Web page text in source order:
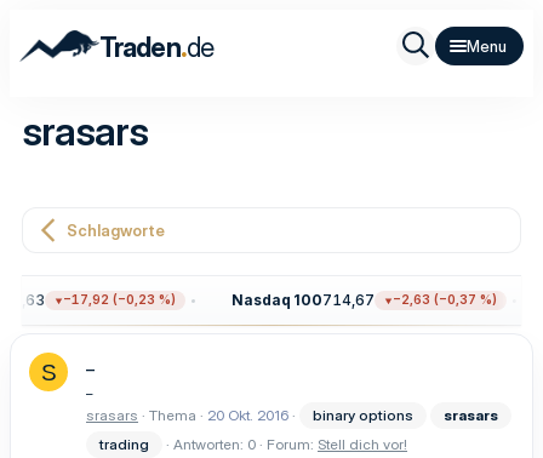
Traden.de
srasars
Schlagworte
−17,92 (−0,23 %) Nasdaq 100714,67 −2,63 (−0,37 %)
S
srasars
Thema 20 Okt. 2016 binary options
srasars
trading
Antworten: 0 Forum: Stell dich vor!